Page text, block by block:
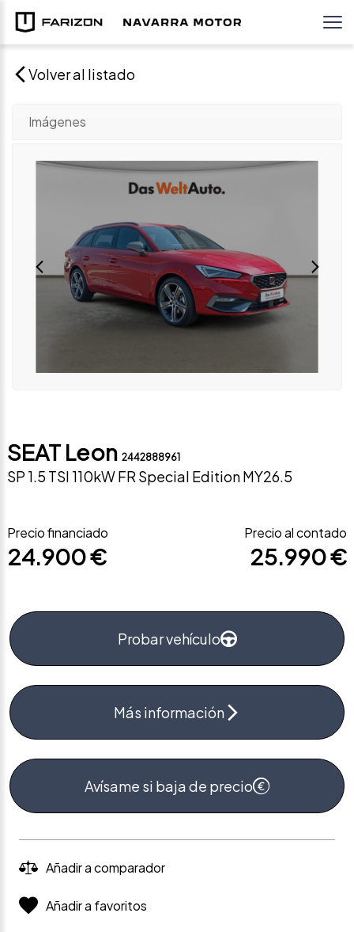
Volver al listado
Imágenes
SEAT Leon 2442888961
SP 1.5 TSI 110kW FR Special Edition MY26.5
Precio financiado
24.900 €
Precio al contado
25.990 €
Probar vehículo
Más información
Avísame si baja de precio
Añadir a comparador
Añadir a favoritos